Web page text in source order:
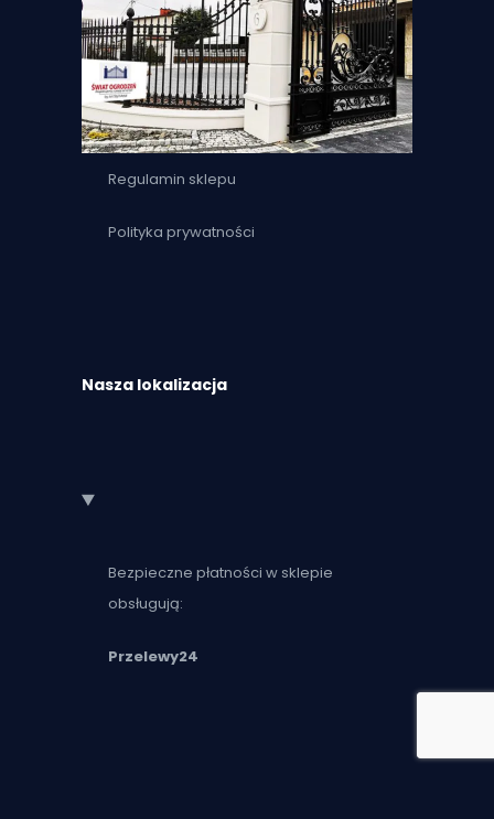
Regulamin sklepu
Polityka prywatności
Nasza lokalizacja
Bezpieczne płatności w sklepie
obsługują:
Przelewy24